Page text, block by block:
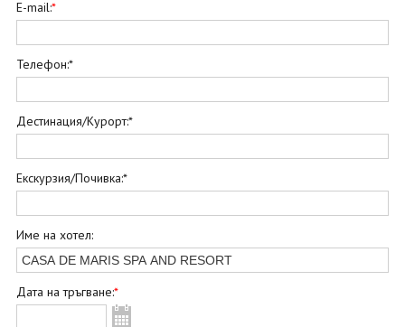
ФИРМЕНИ ДОКУМЕНТИ
0700 144 34
ПОСЛЕДВАЙТЕ НИ
E-mail:*
Телефон:*
Дестинация/Курорт:*
Екскурзия/Почивка:*
Име на хотел:
Дата на тръгване:*